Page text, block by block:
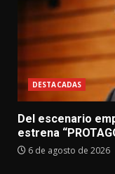
DESTACADAS
Del escenario
estrena
6 de agosto de 2026